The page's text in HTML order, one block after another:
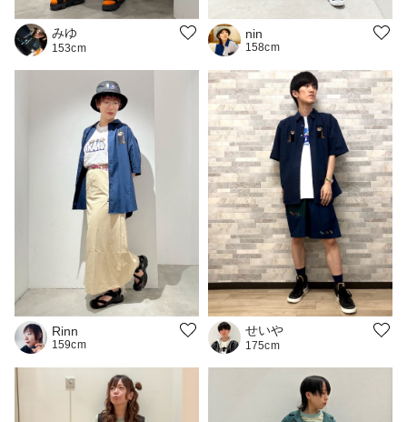
みゆ
153cm
nin
158cm
Rinn
159cm
せいや
175cm